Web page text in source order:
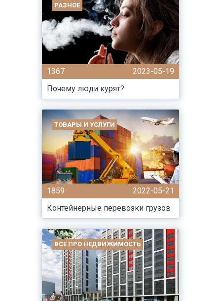
РАЗНОЕ
1367
2023-05-19
Почему люди курят?
ТОВАРЫ И УСЛУГИ
1859
2022-05-21
Контейнерные перевозки грузов
ВСЕ ПРО НЕДВИЖИМОСТЬ